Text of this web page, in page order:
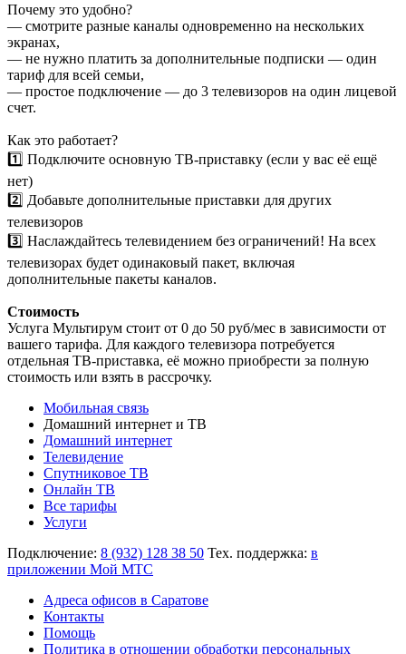
Почему это удобно?
— смотрите разные каналы одновременно на нескольких
экранах,
— не нужно платить за дополнительные подписки — один
тариф для всей семьи,
— простое подключение — до 3 телевизоров на один лицевой
счет.
Как это работает?
1️⃣ Подключите основную ТВ-приставку (если у вас её ещё
нет)
2️⃣ Добавьте дополнительные приставки для других
телевизоров
3️⃣ Наслаждайтесь телевидением без ограничений! На всех
телевизорах будет одинаковый пакет, включая
дополнительные пакеты каналов.
Стоимость
Услуга Мультирум стоит от 0 до 50 руб/мес в зависимости от
вашего тарифа. Для каждого телевизора потребуется
отдельная ТВ-приставка, её можно приобрести за полную
стоимость или взять в рассрочку.
Мобильная связь
Домашний интернет и ТВ
Домашний интернет
Телевидение
Спутниковое ТВ
Онлайн ТВ
Все тарифы
Услуги
Подключение: 8 (932) 128 38 50 Тех. поддержка: в
приложении Мой МТС
Адреса офисов в Саратове
Контакты
Помощь
Политика в отношении обработки персональных